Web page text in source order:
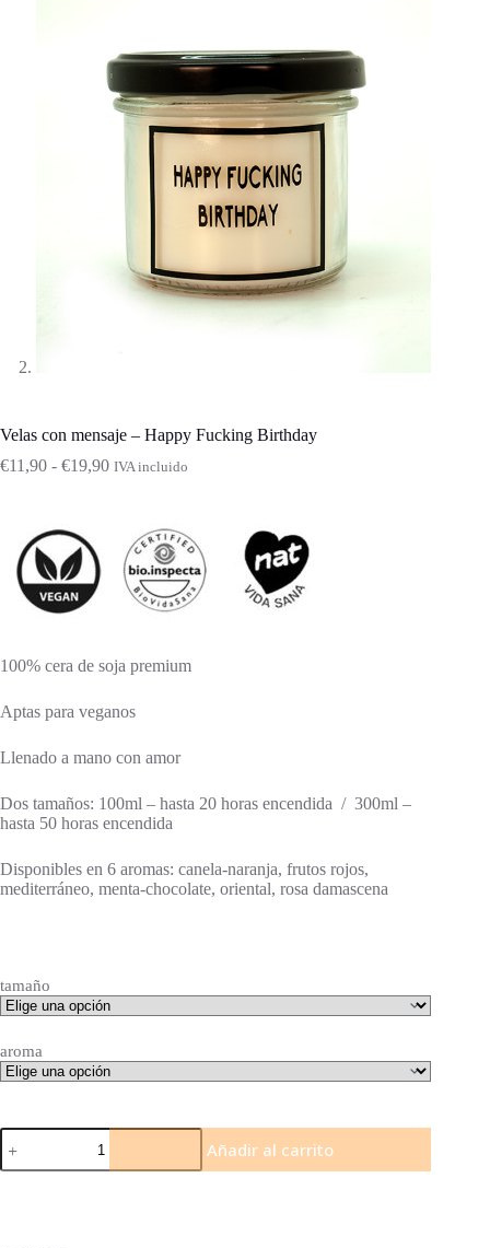
Velas con mensaje – Happy Fucking Birthday
€11,90 - €19,90Rango
€11,90
hasta
€19,90
IVA incluido
100% cera de soja premium
Aptas para veganos
Llenado a mano con amor
Dos tamaños: 100ml – hasta 20 horas encendida / 300ml –
hasta 50 horas encendida
Disponibles en 6 aromas: canela-naranja, frutos rojos,
mediterráneo, menta-chocolate, oriental, rosa damascena
tamaño
aroma
Velas
con
mensaje
Añadir al carrito